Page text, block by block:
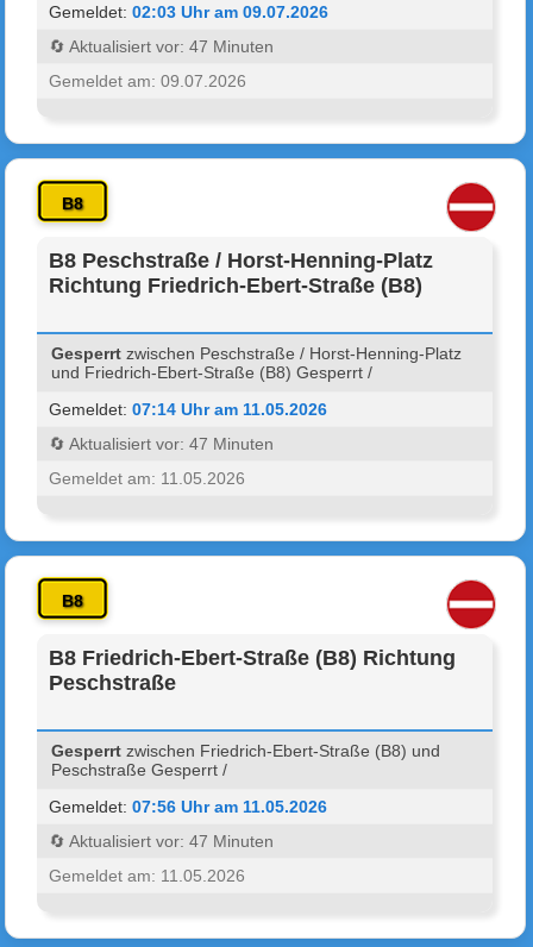
Gemeldet:02:03 Uhr am 09.07.2026
🔄 Aktualisiert vor: 47 Minuten
Gemeldet am: 09.07.2026
B8
B8 Peschstraße / Horst-Henning-Platz
Richtung Friedrich-Ebert-Straße (B8)
Gesperrt zwischen Peschstraße / Horst-Henning-Platz
und Friedrich-Ebert-Straße (B8) Gesperrt /
Gemeldet:07:14 Uhr am 11.05.2026
🔄 Aktualisiert vor: 47 Minuten
Gemeldet am: 11.05.2026
B8
B8 Friedrich-Ebert-Straße (B8) Richtung
Peschstraße
Gesperrt zwischen Friedrich-Ebert-Straße (B8) und
Peschstraße Gesperrt /
Gemeldet:07:56 Uhr am 11.05.2026
🔄 Aktualisiert vor: 47 Minuten
Gemeldet am: 11.05.2026